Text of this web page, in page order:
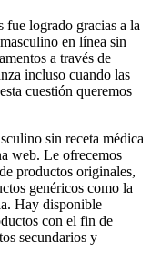
fue logrado gracias a la
en línea sin
a través de
incluso cuando las
cuestión queremos
sin receta médica
web. Le ofrecemos
productos originales,
genéricos como la
Hay disponible
con el fin de
secundarios y